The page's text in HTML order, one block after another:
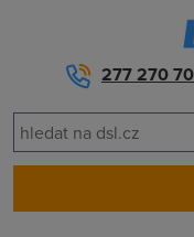
277 270